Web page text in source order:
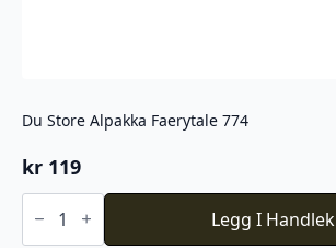
Du Store Alpakka Faerytale 774
kr 119
Du
Store Legg I